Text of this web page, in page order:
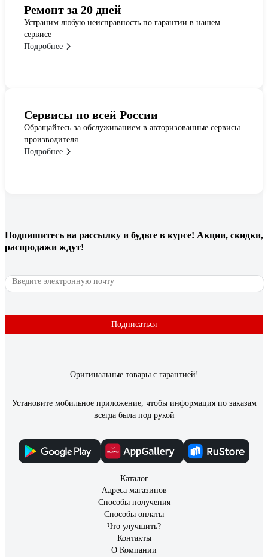
Ремонт за 20 дней
Устраним любую неисправность по гарантии в нашем
сервисе
Подробнее
Сервисы по всей России
Обращайтесь за обслуживанием в авторизованные сервисы
производителя
Подробнее
Подпишитесь на рассылку и будьте в курсе! Акции, скидки,
распродажи ждут!
Подписаться
Оригинальные товары с гарантией!
Установите мобильное приложение, чтобы информация по заказам
всегда была под рукой
Каталог
Адреса магазинов
Способы получения
Способы оплаты
Что улучшить?
Контакты
О Компании